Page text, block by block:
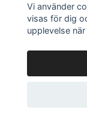
Vi använder
visas för dig
upplevelse